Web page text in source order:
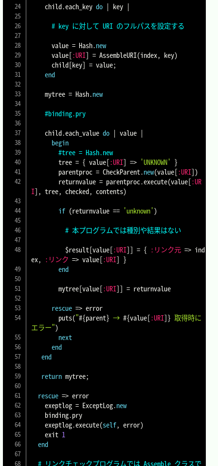
    child
.each_key do | key |
# key に対して URI のフルパスを設定する
      value
= Hash.new
      value
[:URI] = AssembleURI(index, key)
      child
[key] = value;
end
    mytree
= Hash.new
#binding.pry
    child
.each_value do | value |
begin
#tree = Hash.new
        tree
= { value[:URI] => 'UNKNOWN' }
        parentproc
= CheckParent.new(value[:URI])
        returnvalue
= parentproc.execute(value[:UR
I], tree, checked, contents)
if (returnvalue == 'unknown')
# 本プログラムでは種別や結果はない
$result[value[:URI]] = { :リンク元 => ind
ex, :リンク => value[:URI] }
end
        mytree
[value[:URI]] = returnvalue
rescue => error
        puts
("#{parent} → #{value[:URI]} 取得時に
エラー")
next
end
end
return mytree;
rescue => error
    exeptlog
= ExceptLog.new
    binding
.pry
    exeptlog
.execute(self, error)
    exit
1
end
# リンクチェックプログラムでは Assemble クラスで